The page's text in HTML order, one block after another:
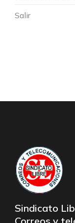
Salir
Sindicato